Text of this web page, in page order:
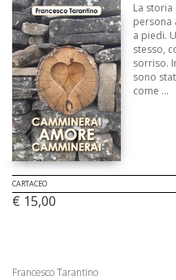
La
persona
a piedi.
stesso,
sorriso.
sono
come ...
CARTACEO
€ 15,00
Francesco Tarantino